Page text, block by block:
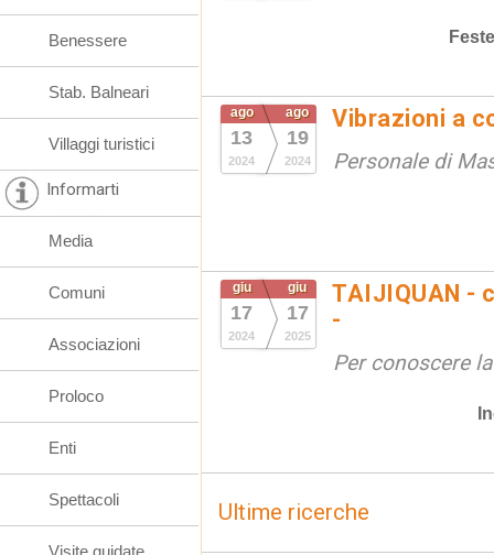
Feste
ago
13
2024
ago
19
2024
Vibrazioni a
Personale di
giu
17
2024
giu
17
2025
TAIJIQUAN -
-
Per conoscere
Ultime ricerche
Benessere
Stab. Balneari
Villaggi turistici
Informarti
Media
Comuni
Associazioni
Proloco
Enti
Spettacoli
Visite guidate